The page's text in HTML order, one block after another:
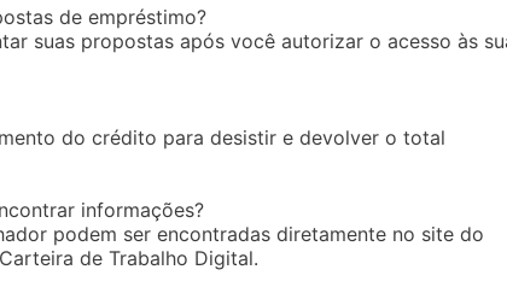
de empréstimo?
suas propostas após você autorizar o acesso às
do crédito para desistir e devolver o total
informações?
podem ser encontradas diretamente no site do
de Trabalho Digital.